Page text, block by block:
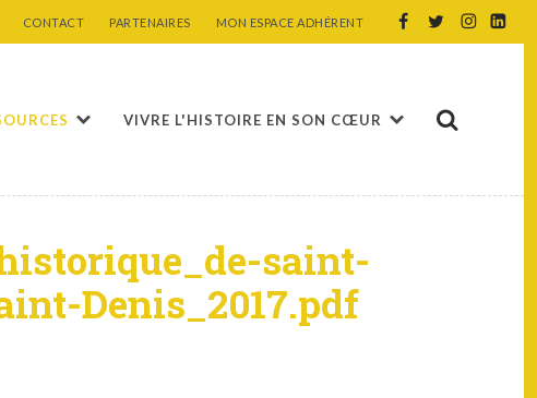
CONTACT PARTENAIRES MON ESPACE ADHÉRENT
VIVRE L'HISTOIRE EN SON CŒUR
saint-
Denis_2017.pdf